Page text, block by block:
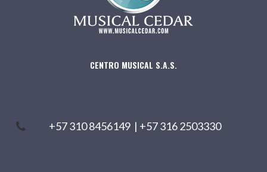
CENTRO MUSICAL S.A.S.
+57 310 8456149 | +57 316 2503330